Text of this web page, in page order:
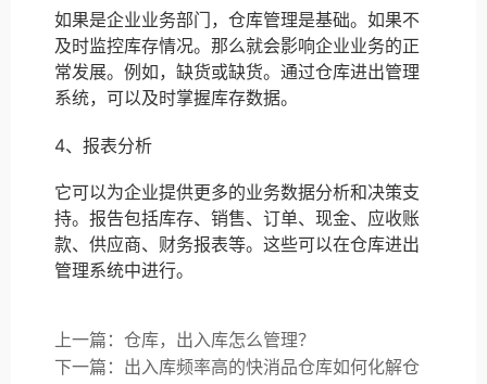
如果是企业业务部门，仓库管理是基础。如果不
及时监控库存情况。那么就会影响企业业务的正
常发展。例如，缺货或缺货。通过仓库进出管理
系统，可以及时掌握库存数据。
4、报表分析
它可以为企业提供更多的业务数据分析和决策支
持。报告包括库存、销售、订单、现金、应收账
款、供应商、财务报表等。这些可以在仓库进出
管理系统中进行。
上一篇：仓库，出入库怎么管理？
下一篇：出入库频率高的快消品仓库如何化解仓